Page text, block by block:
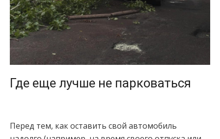
Где еще лучше не парковаться
Перед тем, как оставить свой автомобиль